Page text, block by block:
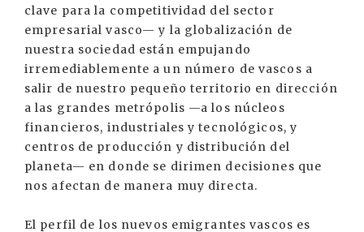
clave para la competitividad del sector
empresarial vasco— y la globalización de
nuestra sociedad están empujando
irremediablemente a un número de vascos a
salir de nuestro pequeño territorio en dirección
a las grandes metrópolis —a los núcleos
financieros, industriales y tecnológicos, y
centros de producción y distribución del
planeta— en donde se dirimen decisiones que
nos afectan de manera muy directa.
El perfil de los nuevos emigrantes vascos es